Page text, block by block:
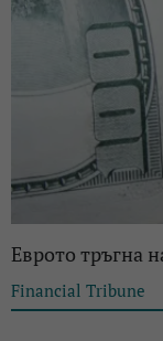
Еврото тръгна
Financial Tribune